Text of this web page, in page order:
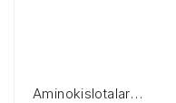
Aminokislotalar